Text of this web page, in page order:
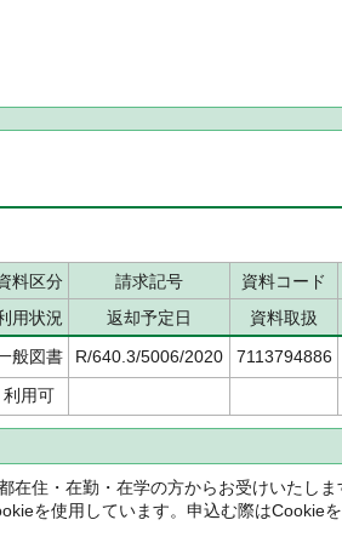
料区分 請求記号
資料コード
用状況 返却予定日
資料取扱
般図書 R/640.3/5006/2020
7113794886
利用可
在住・在勤・在学の方からお受けいたしま
を使用しています。申込む際はCookie